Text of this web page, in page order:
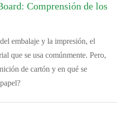
Comprensión de los
embalaje y la impresión, el
que se usa comúnmente. Pero,
de cartón y en qué se